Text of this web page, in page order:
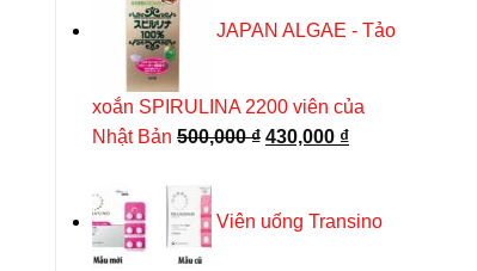
JAPAN ALGAE - Tảo
xoắn SPIRULINA 2200 viên của
Nhật Bản 500,000₫ Giá
500,000 ₫.
430,000 ₫Giá
là:
Viên uống Transino